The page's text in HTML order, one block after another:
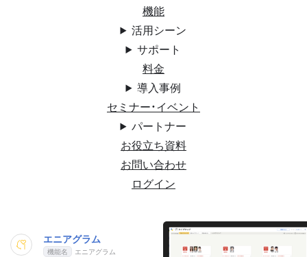
機能
活用シーン
サポート
料金
導入事例
セミナー・イベント
パートナー
お役立ち資料
お問い合わせ
ログイン
エニアグラム
エニアグラム